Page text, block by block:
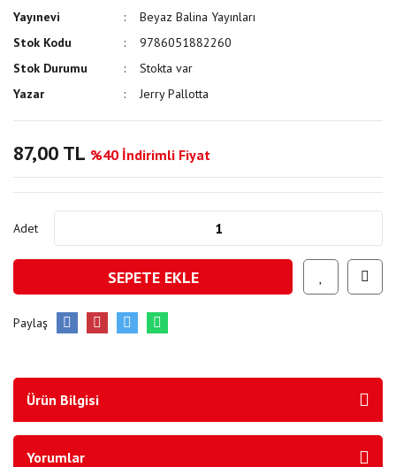
Yayınevi
Beyaz Balina Yayınları
Stok Kodu
9786051882260
Stok Durumu
Stokta var
Yazar
Jerry Pallotta
87,00 TL %40 İndirimli Fiyat
Adet
SEPETE EKLE
Paylaş
Ürün Bilgisi
Yorumlar